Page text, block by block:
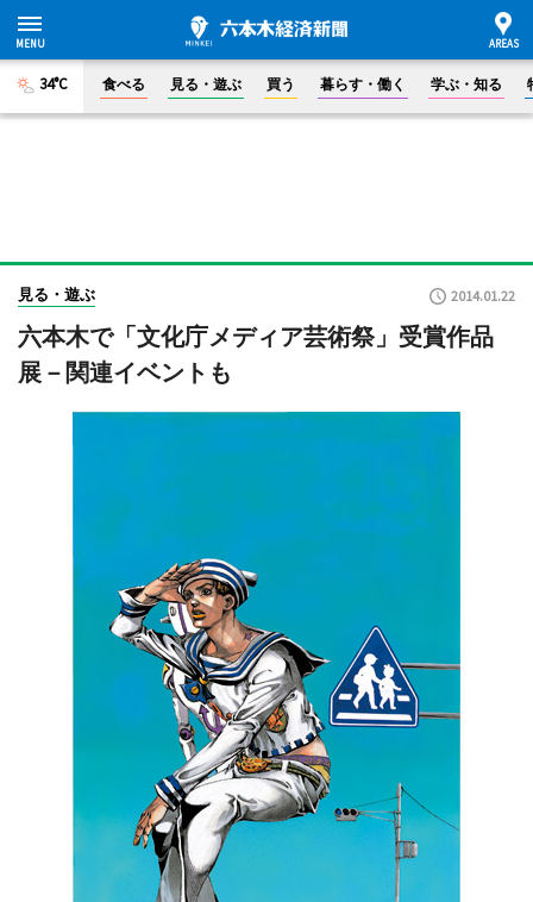
34°C 食べる 見る・遊ぶ 買う 暮らす・働く 学ぶ・知る
見る・遊ぶ 2014.01.22
六本木で「文化庁メディア芸術祭」受賞作品
展－関連イベントも